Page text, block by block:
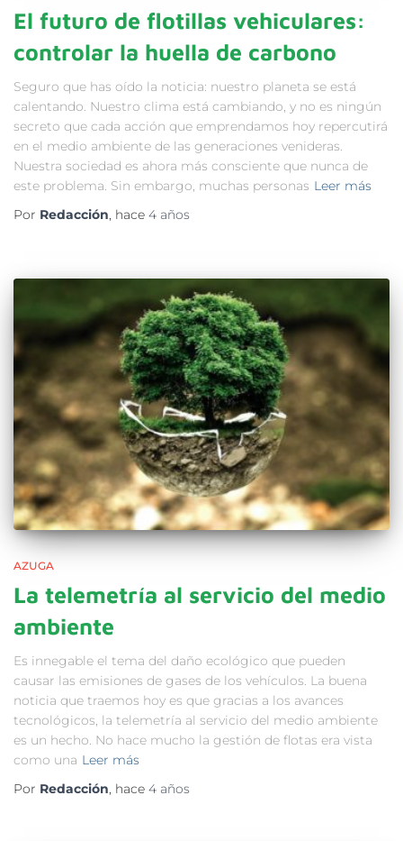
El futuro de flotillas vehiculares:
controlar la huella de carbono
Seguro que has oído la noticia: nuestro planeta se está
calentando. Nuestro clima está cambiando, y no es ningún
secreto que cada acción que emprendamos hoy repercutirá
en el medio ambiente de las generaciones venideras.
Nuestra sociedad es ahora más consciente que nunca de
este problema. Sin embargo, muchas personas Leer más
Por Redacción, hace 4 años
AZUGA
La telemetría al servicio del medio
ambiente
Es innegable el tema del daño ecológico que pueden
causar las emisiones de gases de los vehículos. La buena
noticia que traemos hoy es que gracias a los avances
tecnológicos, la telemetría al servicio del medio ambiente
es un hecho. No hace mucho la gestión de flotas era vista
como una Leer más
Por Redacción, hace 4 años